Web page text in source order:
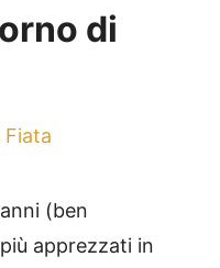
di
Fiata
(ben
apprezzati in